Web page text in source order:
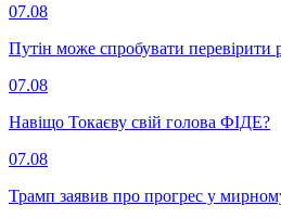
07.08
Путін може спробувати
07.08
Навіщо Токаєву свій голова ФІДЕ?
07.08
Трамп заявив про прогрес у